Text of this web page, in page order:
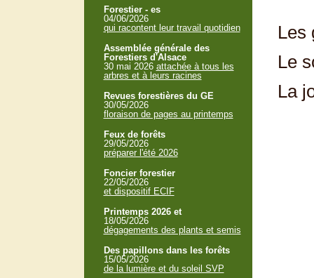
Les
Le
La
Forestier - es
04/06/2026
qui racontent leur travail quotidien
Assemblée générale des
Forestiers d'Alsace
30 mai 2026 attachée à tous les
arbres et à leurs racines
Revues forestières du GE
30/05/2026
floraison de pages au printemps
Feux de forêts
29/05/2026
préparer l'été 2026
Foncier forestier
22/05/2026
et dispositif ECIF
Printemps 2026 et
18/05/2026
dégagements des plants et semis
Des papillons dans les forêts
15/05/2026
de la lumière et du soleil SVP